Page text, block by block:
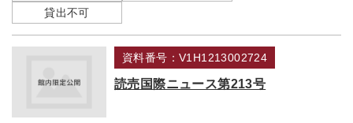
貸出不可
資料番号：V1H1213002724
読売国際ニュース第213号